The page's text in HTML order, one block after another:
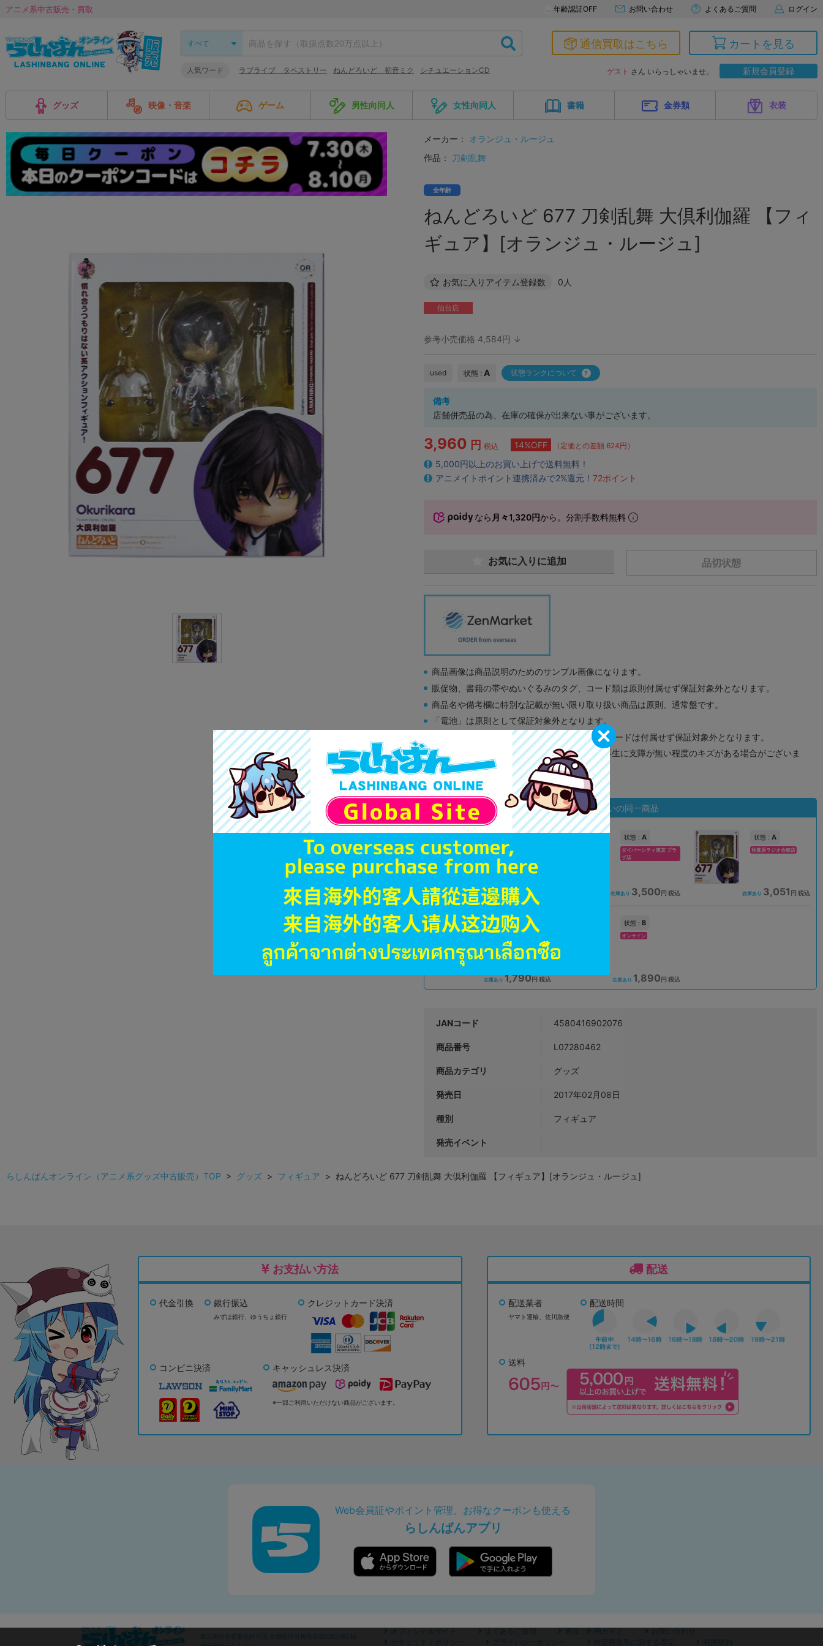
アニメ系中古販売・買取 年齢認証OFF お問い合わせ よくあるご質問 ログイン
人気ワード ラブライブ タペストリー ねんどろいど 初音ミク シチュエーションCD
通信買取はこちら カートを見る
ゲスト さん いらっしゃいませ。 新規会員登録
グッズ 映像・音楽 ゲーム 男性向同人 女性向同人 書籍 金券類 衣装
メーカー：
オランジュ・ルージュ
作品：
刀剣乱舞
全年齢
ねんどろいど 677 刀剣乱舞 大倶利伽羅 【フィ
ギュア】[オランジュ・ルージュ]
お気に入りアイテム登録数 0人
仙台店
参考小売価格 4,584円 ↓
used 状態 : A 状態ランクについて
備考
店舗併売品の為、在庫の確保が出来ない事がございます。
3,960 円 税込 14%OFF （定価との差額 624円）
5,000円以上のお買い上げで送料無料！
アニメイトポイント連携済みで2%還元！ 72ポイント
なら 月々1,320円から。分割手数料無料
品切状態
お気に入りに追加
商品画像は商品説明のためのサンプル画像になります。
販促物、書籍の帯やぬいぐるみのタグ、コード類は原則付属せず保証対象外となります。
商品名や備考欄に特別な記載が無い限り取り扱い商品は原則、通常盤です。
「電池」は原則として保証対象外となります。
ゲーム機本体には、SDカードなどのメモリーカードは付属せず保証対象外となります。
ディスク類の読み取り面のキズに関しまして再生に支障が無い程度のキズがある場合がございま
す。
※詳細につきましてはコチラ
状態違いの同一商品
オンライン
品切状態 2,790円 税込
状態 : A
ダイバーシティ東京 プラ
ザ店
在庫あり 3,500 円 税込
状態 : A
秋葉原ラジオ会館店
在庫あり 3,051 円 税込
状態 :B
オンライン
在庫あり 1,790円 税込
状態 : B
オンライン
在庫あり 1,890円 税込
JANコード 4580416902076
商品番号 L07280462
商品カテゴリ グッズ
発売日 2017年02月08日
種別 フィギュア
発売イベント
らしんばんオンライン（アニメ系グッズ中古販売）TOP > グッズ > フィギュア > ねんどろいど 677 刀剣乱舞 大倶利伽羅 【フィギュア】[オランジュ・ルージュ]
お支払い方法
代金引換 銀行振込
みずほ銀行、 ゆうちょ銀行
クレジットカード決済
コンビニ決済 キャッシュレス決済
※一部ご利用いただけない商品がございます。
配送
配送業者
ヤマト運輸、佐川急便
配送時間
送料
Web会員証やポイント管理、お得なクーポンも使える
らしんばんアプリ
東京都公安委員会許可済 古物商許可番号305500206246
オフィシャルサイト よくあるご質問 通販ご利用ガイド
お問い合わせ
セキュリティポリシー
プライバシーポリシー 特定商取引に関する表記 利用規約